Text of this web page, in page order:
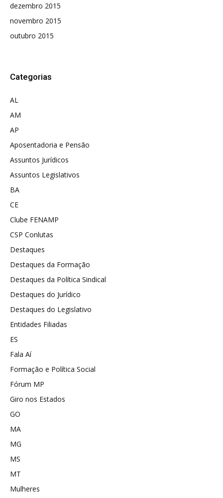
dezembro 2015
novembro 2015
outubro 2015
Categorias
AL
AM
AP
Aposentadoria e Pensão
Assuntos Jurídicos
Assuntos Legislativos
BA
CE
Clube FENAMP
CSP Conlutas
Destaques
Destaques da Formação
Destaques da Política Sindical
Destaques do Jurídico
Destaques do Legislativo
Entidades Filiadas
ES
Fala Aí
Formação e Política Social
Fórum MP
Giro nos Estados
GO
MA
MG
MS
MT
Mulheres